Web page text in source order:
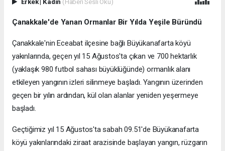
Erkek Kadın (Haberi Sesli Oku)
Çanakkale'de Yanan Ormanlar Bir Yılda Yeşile Büründü
Çanakkale'nin Eceabat ilçesine bağlı Büyükanafarta köyü
yakınlarında, geçen yıl 15 Ağustos'ta çıkan ve 700 hektarlık
(yaklaşık 980 futbol sahası büyüklüğünde) ormanlık alanı
etkileyen yangının izleri silinmeye başladı. Yangının üzerinden
geçen bir yılın ardından, kül olan alanlar yeniden yeşermeye
başladı.
Geçtiğimiz yıl 15 Ağustos'ta sabah 09.51'de Büyükanafarta
köyü yakınlarındaki ziraat arazisinde başlayan yangın, rüzgarın